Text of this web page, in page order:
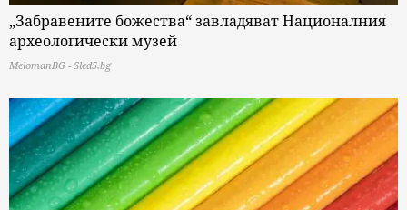
„Забравените божества“ завладяват Националния
археологически музей
MelomanBG - Sled5.bg